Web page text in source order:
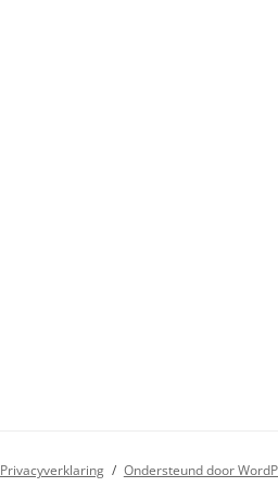
Privacyverklaring Ondersteund door